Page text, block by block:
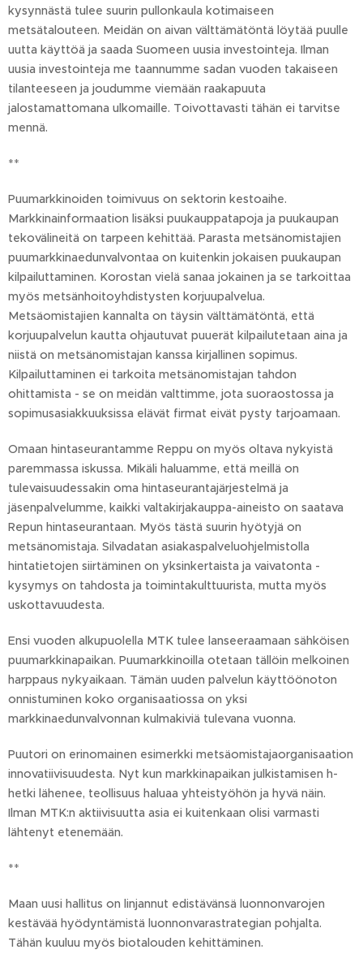
kysynnästä tulee suurin pullonkaula kotimaiseen
metsätalouteen. Meidän on aivan välttämätöntä löytää puulle
uutta käyttöä ja saada Suomeen uusia investointeja. Ilman
uusia investointeja me taannumme sadan vuoden takaiseen
tilanteeseen ja joudumme viemään raakapuuta
jalostamattomana ulkomaille. Toivottavasti tähän ei tarvitse
mennä.
**
Puumarkkinoiden toimivuus on sektorin kestoaihe.
Markkinainformaation lisäksi puukauppatapoja ja puukaupan
tekovälineitä on tarpeen kehittää. Parasta metsänomistajien
puumarkkinaedunvalvontaa on kuitenkin jokaisen puukaupan
kilpailuttaminen. Korostan vielä sanaa jokainen ja se tarkoittaa
myös metsänhoitoyhdistysten korjuupalvelua.
Metsäomistajien kannalta on täysin välttämätöntä, että
korjuupalvelun kautta ohjautuvat puuerät kilpailutetaan aina ja
niistä on metsänomistajan kanssa kirjallinen sopimus.
Kilpailuttaminen ei tarkoita metsänomistajan tahdon
ohittamista - se on meidän valttimme, jota suoraostossa ja
sopimusasiakkuuksissa elävät firmat eivät pysty tarjoamaan.
Omaan hintaseurantamme Reppu on myös oltava nykyistä
paremmassa iskussa. Mikäli haluamme, että meillä on
tulevaisuudessakin oma hintaseurantajärjestelmä ja
jäsenpalvelumme, kaikki valtakirjakauppa-aineisto on saatava
Repun hintaseurantaan. Myös tästä suurin hyötyjä on
metsänomistaja. Silvadatan asiakaspalveluohjelmistolla
hintatietojen siirtäminen on yksinkertaista ja vaivatonta -
kysymys on tahdosta ja toimintakulttuurista, mutta myös
uskottavuudesta.
Ensi vuoden alkupuolella MTK tulee lanseeraamaan sähköisen
puumarkkinapaikan. Puumarkkinoilla otetaan tällöin melkoinen
harppaus nykyaikaan. Tämän uuden palvelun käyttöönoton
onnistuminen koko organisaatiossa on yksi
markkinaedunvalvonnan kulmakiviä tulevana vuonna.
Puutori on erinomainen esimerkki metsäomistajaorganisaation
innovatiivisuudesta. Nyt kun markkinapaikan julkistamisen h-
hetki lähenee, teollisuus haluaa yhteistyöhön ja hyvä näin.
Ilman MTK:n aktiivisuutta asia ei kuitenkaan olisi varmasti
lähtenyt etenemään.
**
Maan uusi hallitus on linjannut edistävänsä luonnonvarojen
kestävää hyödyntämistä luonnonvarastrategian pohjalta.
Tähän kuuluu myös biotalouden kehittäminen.